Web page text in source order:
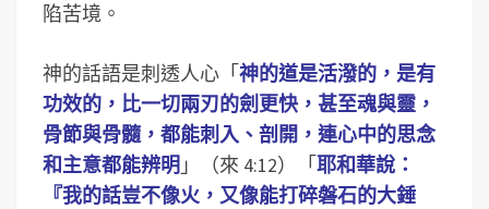
陷苦境。
神的話語是刺透人心「神的道是活潑的，是有
功效的，比一切兩刃的劍更快，甚至魂與靈，
骨節與骨髓，都能刺入、剖開，連心中的思念
和主意都能辨明 」（來 4:12）「耶和華說：
『我的話豈不像火，又像能打碎磐石的大錘